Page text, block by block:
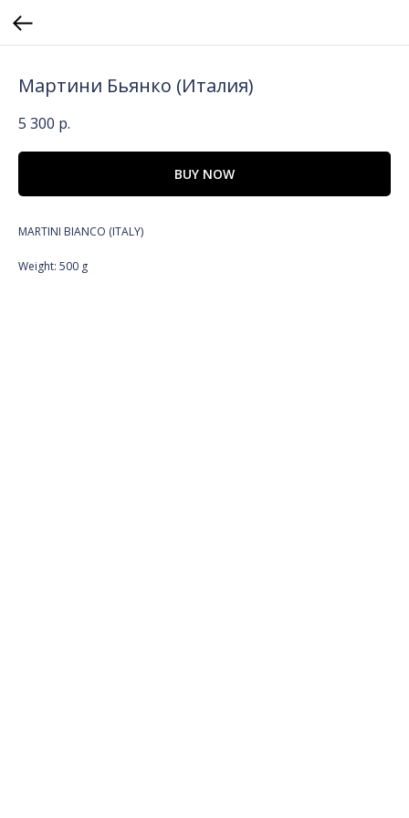
Мартини Бьянко (Италия)
5 300 р.
BUY NOW
MARTINI BIANCO (ITALY)
Weight: 500 g